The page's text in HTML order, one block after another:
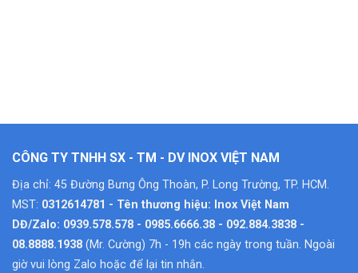
CÔNG TY TNHH SX - TM - DV INOX VIỆT NAM
Địa chỉ: 45 Đường Bưng Ông Thoàn, P. Long Trường, TP. HCM.
MST: 0312614781 - Tên thương hiệu: Inox Việt Nam
DĐ/Zalo: 0939.578.578 - 0985.6666.38 - 092.884.3838 -
08.8888.1938 (Mr. Cường) 7h - 19h các ngày trong tuần. Ngoài
giờ vui lòng Zalo hoặc để lại tin nhắn.